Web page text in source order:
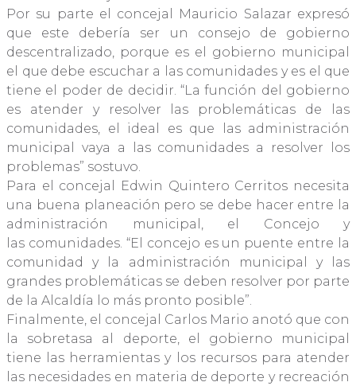
Por su parte el concejal Mauricio Salazar expresó
que este debería ser un consejo de gobierno
descentralizado, porque es el gobierno municipal
el que debe escuchar a las comunidades y es el que
tiene el poder de decidir. “La función del gobierno
es atender y resolver las problemáticas de las
comunidades, el ideal es que las administración
municipal vaya a las comunidades a resolver los
problemas” sostuvo.
Para el concejal Edwin Quintero Cerritos necesita
una buena planeación pero se debe hacer entre la
administración municipal, el Concejo y
las comunidades. “El concejo es un puente entre la
comunidad y la administración municipal y las
grandes problemáticas se deben resolver por parte
de la Alcaldía lo más pronto posible”.
Finalmente, el concejal Carlos Mario anotó que con
la sobretasa al deporte, el gobierno municipal
tiene las herramientas y los recursos para atender
las necesidades en materia de deporte y recreación